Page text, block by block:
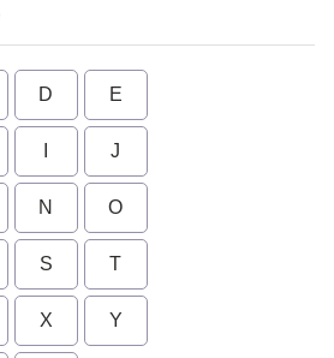
D E
J
N O
S T
X Y